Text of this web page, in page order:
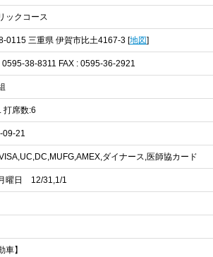
ックコース
0115 三重県 伊賀市比土4167-3 [地図]
0595-38-8311 FAX : 0595-36-2921
打席数:6
09-21
ダイナース,医師協カード
曜日 12/31,1/1
車】